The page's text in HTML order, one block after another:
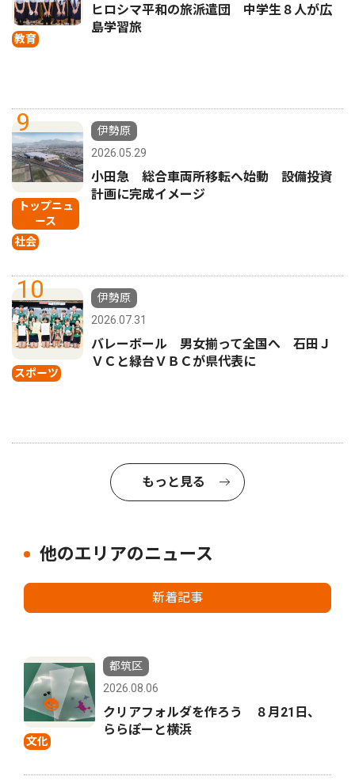
教育
ヒロシマ平和の旅派遣団 中学生８人が広
島学習旅
9
トップニュ
ース
社会
伊勢原
2026.05.29
小田急 総合車両所移転へ始動 設備投資
計画に完成イメージ
10
スポーツ
伊勢原
2026.07.31
バレーボール 男女揃って全国へ 石田Ｊ
ＶＣと緑台ＶＢＣが県代表に
もっと見る
他のエリアのニュース
新着記事
文化
都筑区
2026.08.06
クリアフォルダを作ろう ８月21日、
ららぽーと横浜